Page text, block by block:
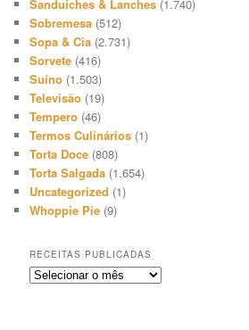
Sanduíches & Lanches (1.740)
Sobremesa (512)
Sopa & Cia (2.731)
Sorvete (416)
Suíno (1.503)
Televisão (19)
Tempero (46)
Termos Culinários (1)
Torta Doce (808)
Torta Salgada (1.654)
Uncategorized (1)
Whoppie Pie (9)
RECEITAS PUBLICADAS
Receitas